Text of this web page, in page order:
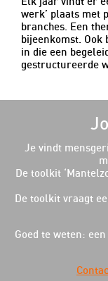
werk’ plaats met
branches. Een
bijeenkomst. Ook
in die een
gestructureerde
Je vindt
De toolkit
De toolkit vraagt
Goed te weten: